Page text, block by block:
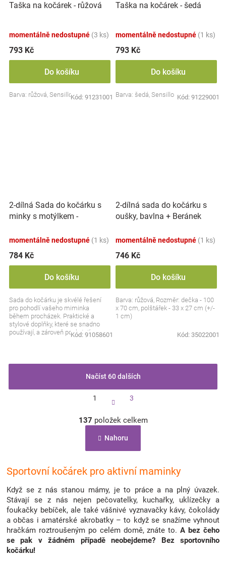
Taška na kočárek - růžová
momentálně nedostupné (3 ks)
793 Kč
Do košíku
Barva: růžová, SensilloKód: 91231001
Taška na kočárek - šedá
momentálně nedostupné (1 ks)
793 Kč
Do košíku
Barva: šedá, Sensillo Kód: 91229001
2-dílná Sada do kočárku s
minky s motýlkem -
černá/bílá
momentálně nedostupné (1 ks)
784 Kč
Do košíku
Sada do kočárku je skvélé řešení
pro pohodlí vašeho miminka
během procházek. Praktické a
stylové doplňky, které se snadno
používají, a zároveň poskytují
Kód: 91058601
2-dílná sada do kočárku s
oušky, bavlna + Beránek
momentálně nedostupné (1 ks)
746 Kč
Do košíku
Barva: růžová, Rozměr: dečka - 100
x 70 cm, polštářek - 33 x 27 cm (+/-
1 cm)
Kód: 35022001
v
á
d
c
í
p
r
v
k
y
v
ý
Načíst 60 dalších
t
á
n
k
v
n
1 3
137 položek celkem
Nahoru
Sportovní kočárek pro aktivní maminky
Když se z nás stanou mámy, je to práce a na plný úvazek.
Stávají se z nás nejen pečovatelky, kuchařky, uklízečky a
foukačky bebíček, ale také vášnivé vyznavačky kávy, čokolády
a občas i amatérské akrobatky – to když se snažíme vyhnout
hračkám roztroušeným po celém domě, znáte to.A bez čeho
se pak v žádném případě neobejdeme? Bez sportovního
kočárku!